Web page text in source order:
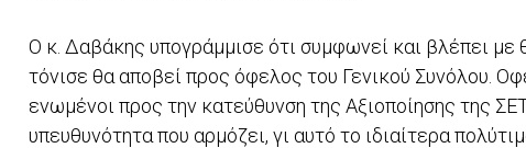
Ο κ. Δαβάκης υπογράμμισε ότι συμφωνεί και βλέπει με
τόνισε θα αποβεί προς όφελος του Γενικού Συνόλου.
ενωμένοι προς την κατεύθυνση της Αξιοποίησης της
υπευθυνότητα που αρμόζει, γι αυτό το ιδιαίτερα